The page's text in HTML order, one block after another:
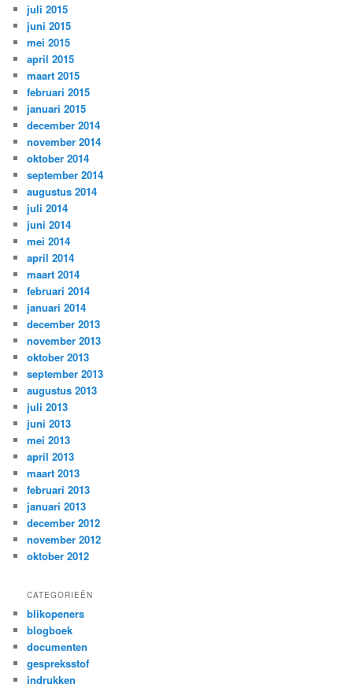
juli 2015
juni 2015
mei 2015
april 2015
maart 2015
februari 2015
januari 2015
december 2014
november 2014
oktober 2014
september 2014
augustus 2014
juli 2014
juni 2014
mei 2014
april 2014
maart 2014
februari 2014
januari 2014
december 2013
november 2013
oktober 2013
september 2013
augustus 2013
juli 2013
juni 2013
mei 2013
april 2013
maart 2013
februari 2013
januari 2013
december 2012
november 2012
oktober 2012
CATEGORIEËN
blikopeners
blogboek
documenten
gespreksstof
indrukken